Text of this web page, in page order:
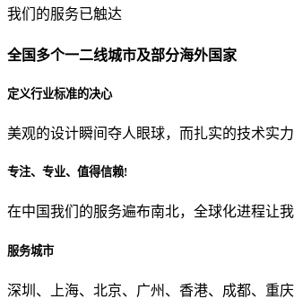
贵公司预算范围是？
贵公司的团队规模是？
从哪里了解到我们？
我们的服务已触达
全国多个一二线城市及部分海外国家
定义行业标准的决心
美观的设计瞬间夺人眼球，而扎实的技术实
专注、专业、值得信赖!
在中国我们的服务遍布南北，全球化进程让
服务城市
深圳、上海、北京、广州、香港、成都、重